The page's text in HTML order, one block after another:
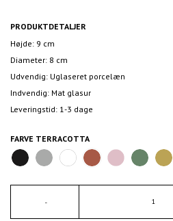
PRODUKTDETALJER
Højde: 9 cm
Diameter: 8 cm
Udvendig: Uglaseret porcelæn
Indvendig: Mat glasur
Leveringstid: 1-3 dage
FARVE TERRACOTTA